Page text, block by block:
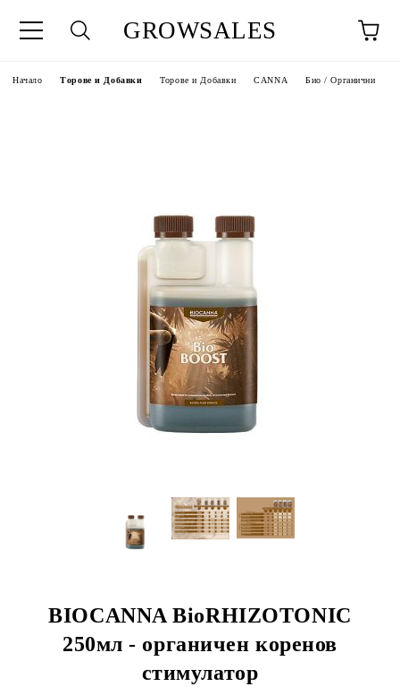
GROWSALES
Начало Торове и Добавки Торове и Добавки CANNA Био / Органични
BIOCANNA BioRHIZOTONIC
250мл - органичен коренов
стимулатор